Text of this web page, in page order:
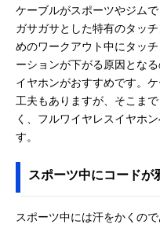
ケーブルがスポーツやジム
ガサガサとした特有のタッ
めのワークアウト中にタッ
ーションが下がる原因とな
イヤホンがおすすめです。
工夫もありますが、そこま
く、フルワイヤレスイヤホ
す。
スポーツ中にコードが
スポーツ中には汗をかくの